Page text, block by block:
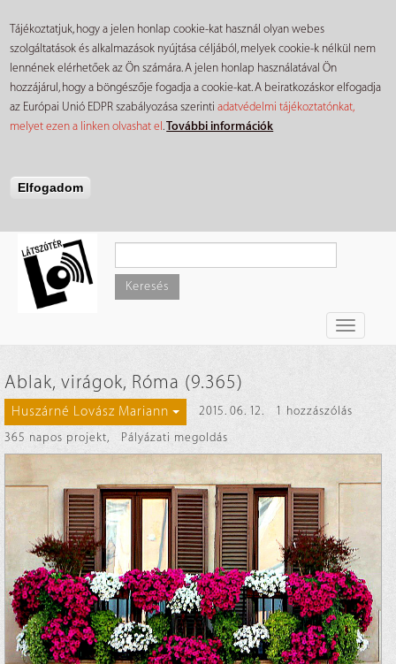
Tájékoztatjuk, hogy a jelen honlap cookie-kat használ olyan webes
szolgáltatások és alkalmazások nyújtása céljából, melyek cookie-k nélkül nem
lennének elérhetőek az Ön számára. A jelen honlap használatával Ön
hozzájárul, hogy a böngészője fogadja a cookie-kat. A beiratkozáskor elfogadja
az Európai Unió EDPR szabályozása szerintiadatvédelmi tájékoztatónkat,
melyet ezen a linken olvashat el.További információk
Elfogadom
tartalomra
Keresés
Toggle
Ablak, virágok, Róma (9.365)
Huszárné Lovász Mariann 2015. 06. 12.
1 hozzászólás
365 napos projekt, Pályázati megoldás